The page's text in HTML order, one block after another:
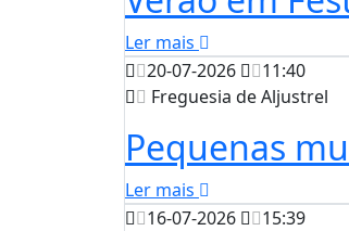
Ler mais
20-07-2026
11:40
Freguesia de Aljustrel
Pequenas
Ler mais
16-07-2026
15:39